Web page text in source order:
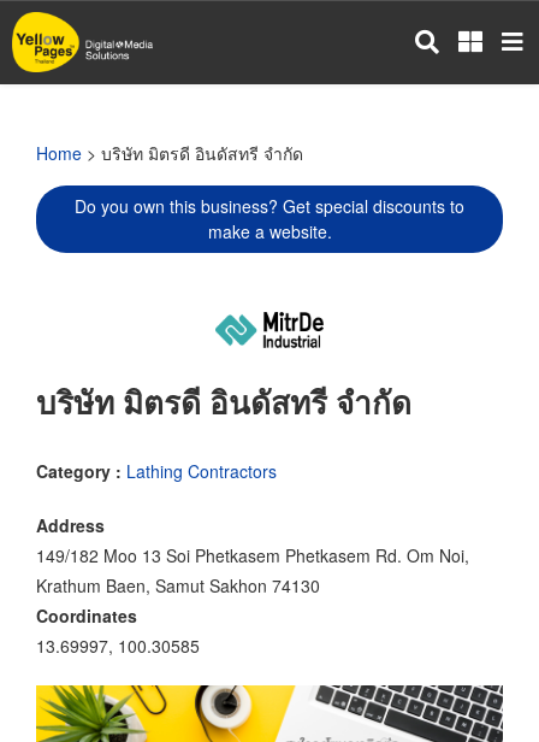
Skip
to
main
Home > บริษัท มิตรดี อินดัสทรี จำกัด
Do you own this business? Get special discounts to
make a website.
บริษัท มิตรดี อินดัสทรี จำกัด
Category : Lathing Contractors
Address
149/182 Moo 13 Soi Phetkasem Phetkasem Rd. Om Noi,
Krathum Baen, Samut Sakhon 74130
Coordinates
13.69997, 100.30585